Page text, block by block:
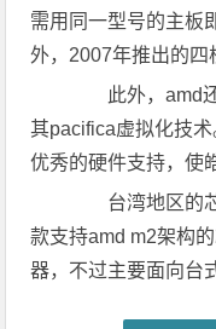
需用同一型号的主板
外，2007年推出的四
此外，amd还
其pacifica虚拟化技
优秀的硬件支持，使
台湾地区的芯
款支持amd m2架构
器，不过主要面向台